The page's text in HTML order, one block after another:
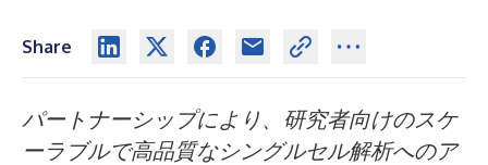
Share
パートナーシップにより、研究者向けのスケ
ーラブルで高品質なシングルセル解析へのア